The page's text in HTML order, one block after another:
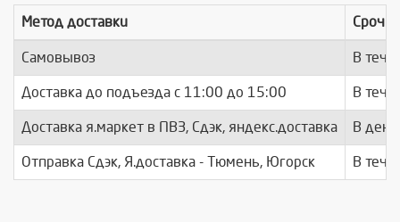
Метод доставки
Самовывоз В
Доставка до подъезда c 11:00 до 15:00 В
Доставка я.маркет в ПВЗ, Сдэк, яндекс.доставка В день
Отправка Сдэк, Я.доставка - Тюмень, Югорск В